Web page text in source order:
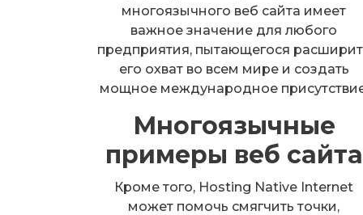
многоязычного веб сайта имеет
важное значение для любого
предприятия, пытающегося
его охват во всем мире и создать
мощное международное
Многоязычные
примеры веб сайта
Кроме того, Hosting Native Internet
может помочь смягчить точки,